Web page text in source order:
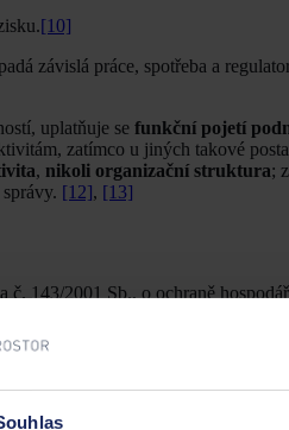
[10]
závislá práce, spotřeba a
uplatňuje se funkční pojetí
zatímco u jiných takové
, nikoli organizační struktura;
[12], [13]
č. 143/2001 Sb., o ochraně
těchto sdružení a jiné formy
nebo ji mohou svou činností
vymezení podniku vyplývajícího
překlenout a v důsledku mají
dvora Evropské unie,